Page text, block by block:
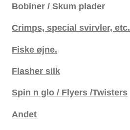
Bobiner / Skum plader
Crimps, special svirvler, etc.
Fiske øjne.
Flasher silk
Spin n glo / Flyers /Twisters
Andet